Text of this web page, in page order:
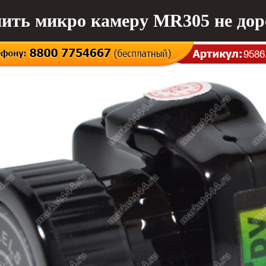
микро камеру MR305 не